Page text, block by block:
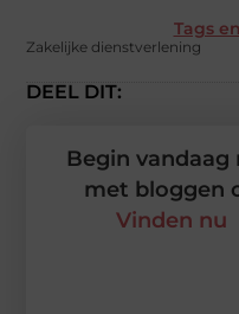
Tags
Zakelijke dienstverlening
DEEL DIT:
Begin vandaag
met bloggen
Vinden nu